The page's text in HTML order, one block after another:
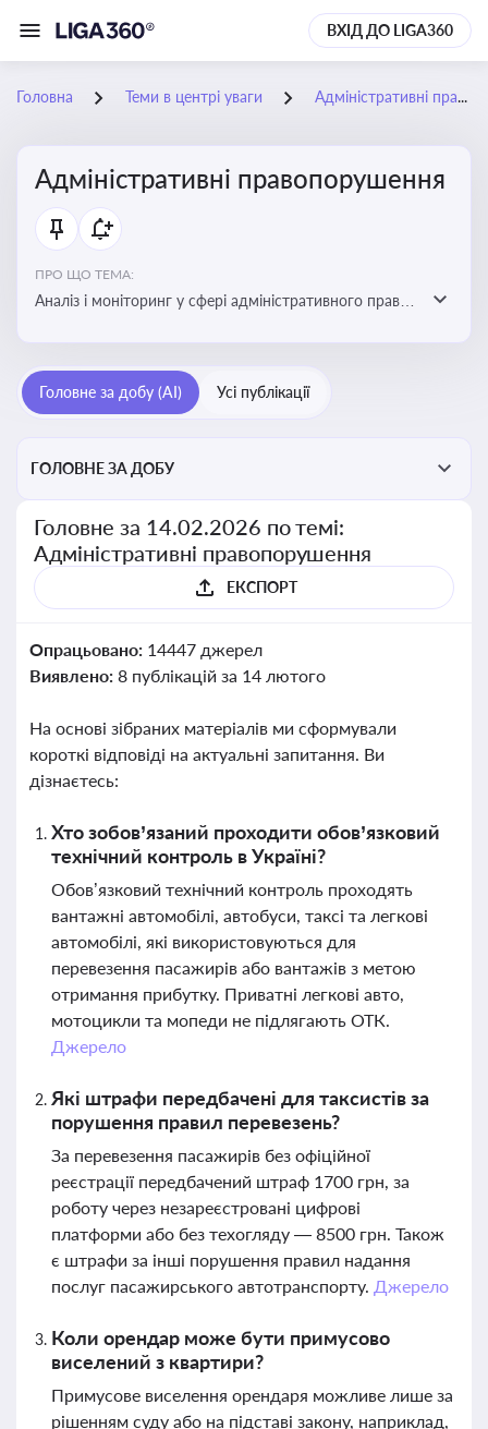
ВХІД ДО LIGA360
Головна Теми в центрі уваги Адміністративні правопорушення
Адміністративні правопорушення
ПРО ЩО ТЕМА:
Аналіз і моніторинг у сфері адміністративного права:
Головне за добу (AI) Усі публікації
ГОЛОВНЕ ЗА ДОБУ
Головне за 14.02.2026 по темі:
Адміністративні правопорушення
ЕКСПОРТ
Опрацьовано: 14447 джерел
Виявлено: 8 публікацій за 14 лютого
На основі зібраних матеріалів ми сформували
короткі відповіді на актуальні запитання. Ви
дізнаєтесь:
Хто зобов’язаний проходити обов’язковий
технічний контроль в Україні?
Обов’язковий технічний контроль проходять
вантажні автомобілі, автобуси, таксі та легкові
автомобілі, які використовуються для
перевезення пасажирів або вантажів з метою
отримання прибутку. Приватні легкові авто,
мотоцикли та мопеди не підлягають ОТК.
Джерело
Які штрафи передбачені для таксистів за
порушення правил перевезень?
За перевезення пасажирів без офіційної
реєстрації передбачений штраф 1700 грн, за
роботу через незареєстровані цифрові
платформи або без техогляду — 8500 грн. Також
є штрафи за інші порушення правил надання
послуг пасажирського автотранспорту. Джерело
Коли орендар може бути примусово
виселений з квартири?
Примусове виселення орендаря можливе лише за
рішенням суду або на підставі закону, наприклад,